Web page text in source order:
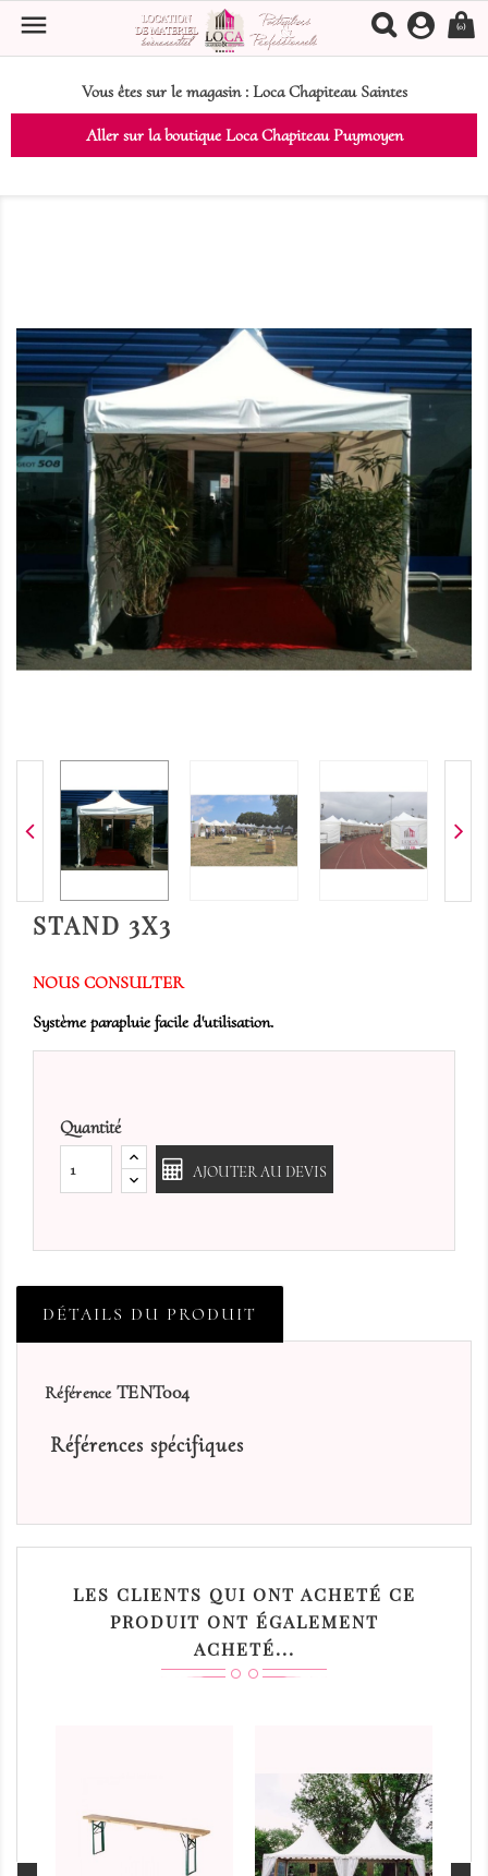
Vous êtes sur le magasin :Loca Chapiteau Saintes
Aller sur la boutique Loca Chapiteau Puymoyen
 (0)
STAND 3X3
NOUS CONSULTER
Système parapluie facile d'utilisation.
Quantité
AJOUTER AU DEVIS
DÉTAILS DU PRODUIT
Référence TENT004
Références spécifiques
LES CLIENTS QUI ONT ACHETÉ CE
PRODUIT ONT ÉGALEMENT
ACHETÉ...